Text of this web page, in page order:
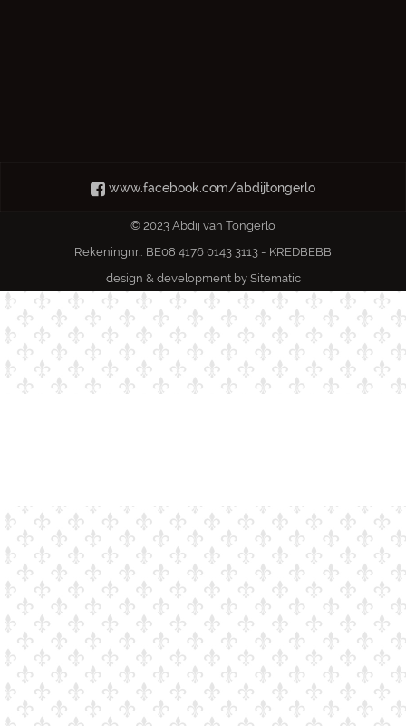
www.facebook.com/abdijtongerlo
© 2023 Abdij van Tongerlo
Rekeningnr.: BE08 4176 0143 3113 - KREDBEBB
design & development by Sitematic